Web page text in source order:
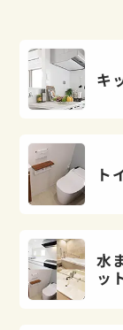
キ
ト
水
ッ